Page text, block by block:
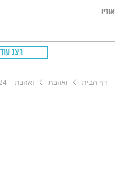
אודיו
הצג עוד
דף הבית ואהבת ואהבת – 16.3.24